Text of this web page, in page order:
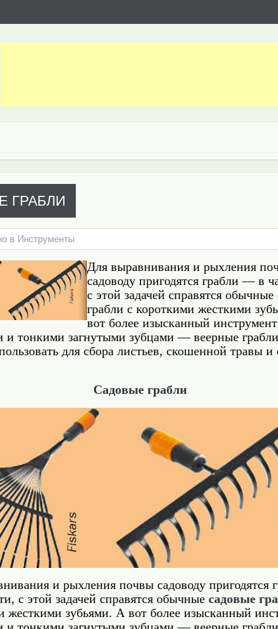
ГРАБЛИ
в Инструменты
Для выравнивания и рыхления
садоводу пригодятся грабли — в
с этой задачей справятся обычные
грабли с короткими жесткими
вот более изысканный
и тонкими загнутыми зуб­цами — веерные
для сбора листьев, скошенной травы и
Садовые грабли
и рыхления почвы садоводу пригодятся
с этой задачей справятся обычные садовые
жесткими зубьями. А вот более изысканный